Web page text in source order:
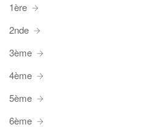
1ère
2nde
3ème
4ème
5ème
6ème